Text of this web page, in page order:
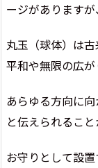
ージがありますが
丸玉（球体）は古
平和や無限の広が
あらゆる方向に
と伝えられること
お守りとして設置